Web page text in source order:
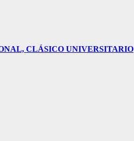
CLÁSICO UNIVERSITARIO